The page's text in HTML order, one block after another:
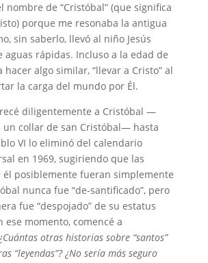
nombre de “Cristóbal” (que significa
porque me resonaba la antigua
sin saberlo, llevó al niño Jesús
aguas rápidas. Incluso a la edad de
hacer algo similar, “llevar a Cristo” al
la carga del mundo por Él.
diligentemente a Cristóbal —
un collar de san Cristóbal— hasta
VI lo eliminó del calendario
en 1969, sugiriendo que las
él posiblemente fueran simplemente
nunca fue “de-santificado”, pero
fue “despojado” de su estatus
ese momento, comencé a
otras historias sobre “santos”
“leyendas”? ¿No sería más seguro